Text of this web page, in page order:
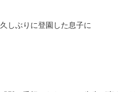
久しぶりに登園した息子に